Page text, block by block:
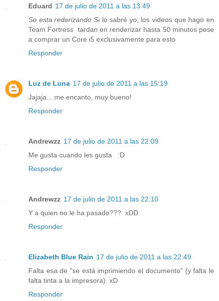
Eduard 17 de julio de 2011 a las 13:49
Se esta rederizando Si lo sabré yo; los videos que hago en
Team Fortress tardan en renderizar hasta 50 minutos pese
a comprar un Core i5 exclusivamente para esto
Responder
Luz de Luna 17 de julio de 2011 a las 15:19
Jajaja... me encanto, muy bueno!
Responder
Andrewzz 17 de julio de 2011 a las 22:09
Me gusta cuando les gusta :D
Responder
Andrewzz 17 de julio de 2011 a las 22:10
Y a quien no le ha pasado??? xDD
Responder
Elizabeth Blue Rain 17 de julio de 2011 a las 22:49
Falta esa de "se está imprimiendo el documento" (y falta le
falta tinta a la impresora). xD
Responder